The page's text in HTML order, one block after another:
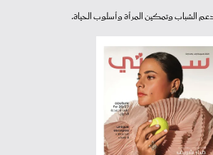
الشباب وتمكين المرأة وأسلوب الحياة.